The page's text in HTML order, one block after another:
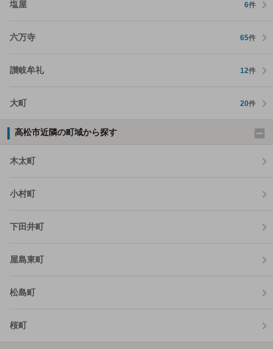
塩屋 6件
六万寺 65件
讃岐牟礼 12件
大町 20件
高松市近隣の町域から探す
木太町
小村町
下田井町
屋島東町
松島町
桜町